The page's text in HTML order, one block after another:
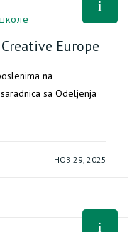
Europe
na
sa Odeljenja
НОВ 29, 2025